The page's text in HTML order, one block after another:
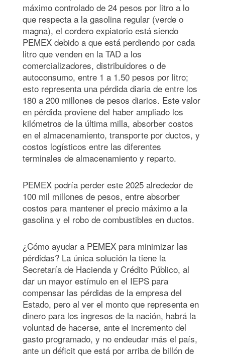
máximo controlado de 24 pesos por litro a lo
que respecta a la gasolina regular (verde o
magna), el cordero expiatorio está siendo
PEMEX debido a que está perdiendo por cada
litro que venden en la TAD a los
comercializadores, distribuidores o de
autoconsumo, entre 1 a 1.50 pesos por litro;
esto representa una pérdida diaria de entre los
180 a 200 millones de pesos diarios. Este valor
en pérdida proviene del haber ampliado los
kilómetros de la última milla, absorber costos
en el almacenamiento, transporte por ductos, y
costos logísticos entre las diferentes
terminales de almacenamiento y reparto.
PEMEX podría perder este 2025 alrededor de
100 mil millones de pesos, entre absorber
costos para mantener el precio máximo a la
gasolina y el robo de combustibles en ductos.
¿Cómo ayudar a PEMEX para minimizar las
pérdidas? La única solución la tiene la
Secretaría de Hacienda y Crédito Público, al
dar un mayor estímulo en el IEPS para
compensar las pérdidas de la empresa del
Estado, pero al ver el monto que representa en
dinero para los ingresos de la nación, habrá la
voluntad de hacerse, ante el incremento del
gasto programado, y no endeudar más el país,
ante un déficit que está por arriba de billón de